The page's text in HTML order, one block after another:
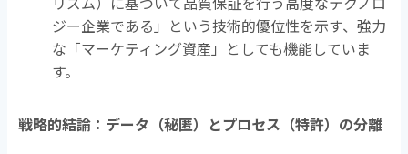
ジー企業である」という技術的優位性を示す、強力
な「マーケティング資産」としても機能していま
す。
戦略的結論：データ（秘匿）とプロセス（特許）の分離